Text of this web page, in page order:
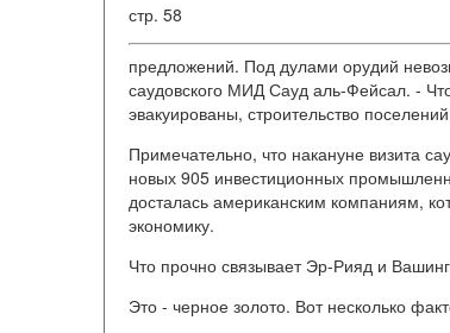
стр. 58
предложений. Под дулами орудий
саудовского МИД Сауд аль-Фейсал. -
эвакуированы, строительство
Примечательно, что накануне визита
новых 905 инвестиционных
досталась американским компаниям,
экономику.
Что прочно связывает Эр-Рияд и
Это - черное золото. Вот несколько